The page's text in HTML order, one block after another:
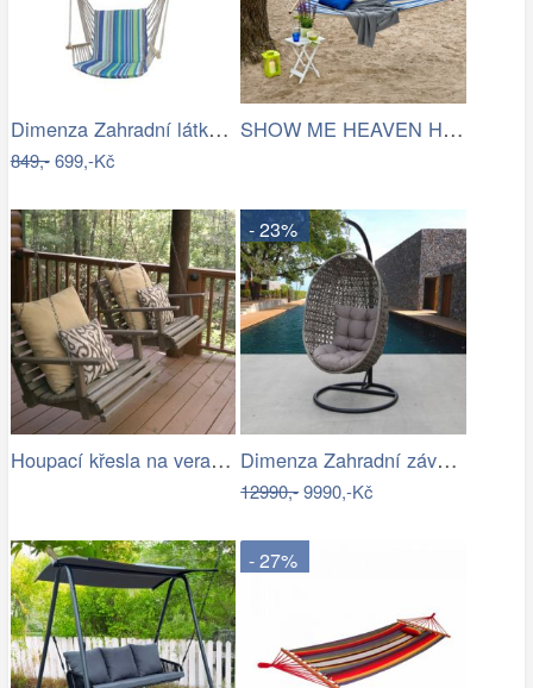
Dimenza Zahradní látková houpačka…
849,-699,-Kč
SHOW ME HEAVEN Houpací síť, pruhy…
Houpací křesla na verandě
- 23%
Dimenza Zahradní závěsná houpačka…
12990,-9990,-Kč
- 27%